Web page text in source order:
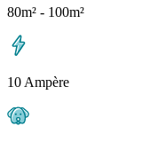
80m² - 100m²
10 Ampère